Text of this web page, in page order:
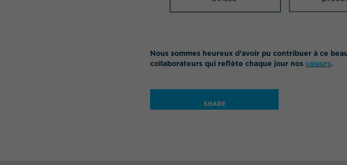
Nous sommes heureux d’avoir pu contribuer à ce
collaborateurs qui reflète chaque jour nos valeurs.
SHARE